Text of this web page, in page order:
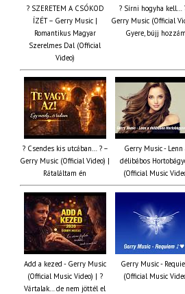
? SZERETEM A CSÓKOD
ÍZÉT – Gerry Music |
Romantikus Magyar
Szerelmes Dal (Official
Video)
? Sírni hogyha kell…
Gerry Music (Official
Gyere, bújj hozzám
? Csendes kis utcában… ? –
Gerry Music (Official Video) |
Rátaláltam én
Gerry Music - Lenn
délibábos
(Official Music
Add a kezed - Gerry Music
(Official Music Video) | ?
Vártalak… de nem jöttél el
Gerry Music -
(Official Music